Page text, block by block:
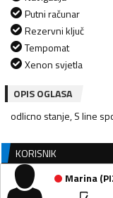
Putni računar
Rezervni ključ
Tempomat
Xenon svjetla
OPIS OGLASA
odlicno stanje, S line
KORISNIK
Marina(